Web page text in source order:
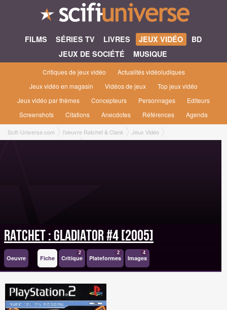
FILMS SÉRIES TV LIVRES JEUX VIDÉO
BD
JEUX DE SOCIÉTÉ
MUSIQUE
Critiques de jeux vidéo
Actualités vidéoludiques
Jeux vidéo en magasin
Vidéos de jeux
Top jeux vidéo
Jeux vidéo par thèmes
Concepteurs Personnages
Editeurs
Screenshots
Citations Anecdotes Références Agenda
Scifi-Universe.com l'oeuvre Ratchet & Clank
Jeux Vidéo
Ratchet : Gladiator #4 [2005]
Ratchet : Gladiator #4 [2005]
Oeuvre Fiche Critique
2
Plateformes
2
Images
4